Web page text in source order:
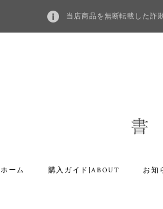
当店商品を無断転載した詐
ホーム 購入ガイド|ABOUT お知